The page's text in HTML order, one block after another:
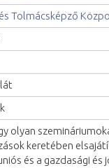
Tolmácsképző
olyan
keretében
és a gazdasági